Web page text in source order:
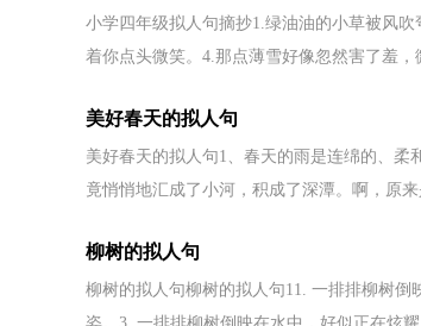
小学四年级拟人句摘抄1.绿油油的小草被风
着你点头微笑。4.那点薄雪好像忽然害了羞，
美好春天的拟人句
美好春天的拟人句1、春天的雨是连绵的、
竟悄悄地汇成了小河，积成了深潭。啊，原
柳树的拟人句
柳树的拟人句柳树的拟人句11. 一排排柳树